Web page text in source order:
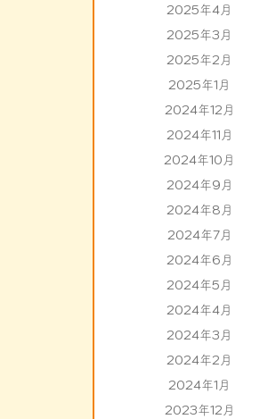
2025年4月
2025年3月
2025年2月
2025年1月
2024年12月
2024年11月
2024年10月
2024年9月
2024年8月
2024年7月
2024年6月
2024年5月
2024年4月
2024年3月
2024年2月
2024年1月
2023年12月